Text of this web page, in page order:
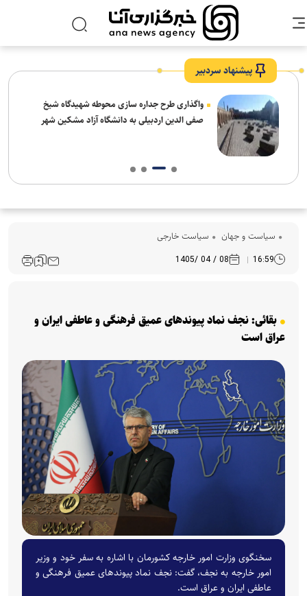
پیشنهاد سردبیر
واگذاری طرح جداره سازی محوطه شهیدگاه شیخ
صفی الدین اردبیلی به دانشگاه آزاد مشکین شهر
سیاست و جهان سیاست خارجی
16:59
08 / 04 /1405
بقائی: نجف نماد پیوندهای عمیق فرهنگی و عاطفی ایران و
عراق است
سخنگوی وزارت امور خارجه کشورمان با اشاره به سفر خود و وزیر
امور خارجه به نجف، گفت: نجف نماد پیوندهای عمیق فرهنگی و
عاطفی ایران و عراق است.